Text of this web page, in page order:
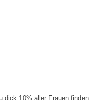
dick.10% aller Frauen finden